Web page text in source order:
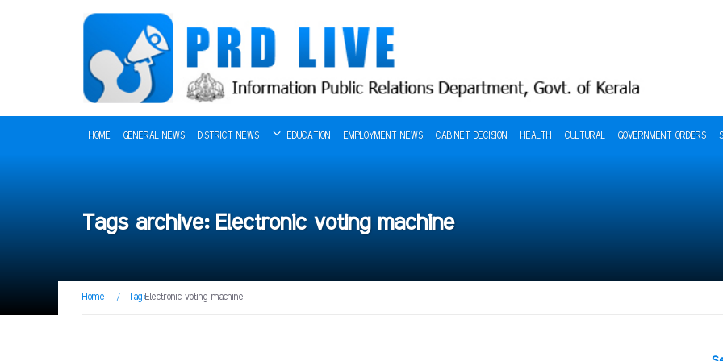
HOME GENERAL NEWS DISTRICT NEWS EDUCATION EMPLOYMENT NEWS CABINET DECISION HEALTH CULTURAL GOVERNMENT ORDERS
Tags archive: Electronic voting machine
Home / Tag:Electronic voting machine